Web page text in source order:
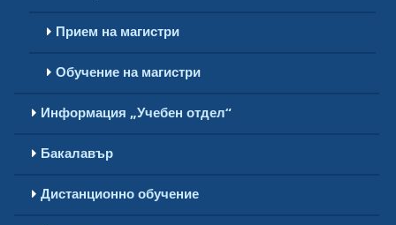
Прием на магистри
Обучение на магистри
Информация „Учебен отдел“
Бакалавър
Дистанционно обучение